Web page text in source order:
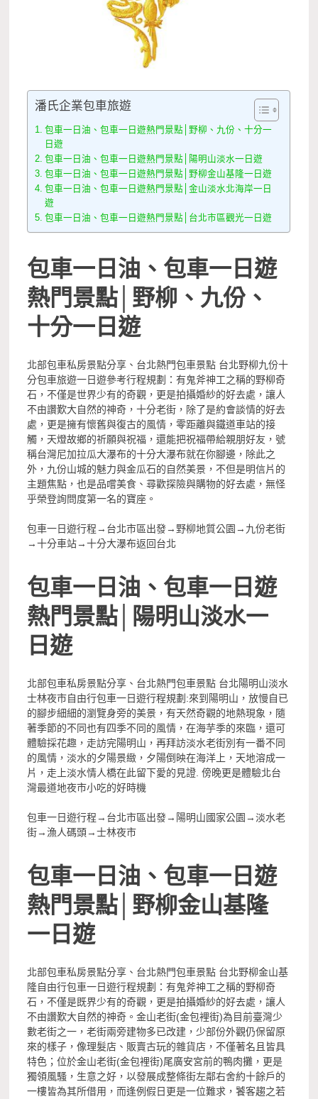
潘氏企業包車旅遊
包車一日油、包車一日遊熱門景點│野柳、九份、十分一
日遊
包車一日油、包車一日遊熱門景點│陽明山淡水一日遊
包車一日油、包車一日遊熱門景點│野柳金山基隆一日遊
包車一日油、包車一日遊熱門景點│金山淡水北海岸一日
遊
包車一日油、包車一日遊熱門景點│台北市區觀光一日遊
包車一日油、包車一日遊
熱門景點│野柳、九份、
十分一日遊
北部包車私房景點分享、台北熱門包車景點 台北野柳九份十
分包車旅遊一日遊參考行程規劃：有鬼斧神工之稱的野柳奇
石，不僅是世界少有的奇觀，更是拍攝婚紗的好去處，讓人
不由讚歎大自然的神奇，十分老街，除了是約會談情的好去
處，更是擁有懷舊與復古的風情，零距離與鐵道車站的接
觸，天燈故鄉的祈願與祝福，還能把祝福帶給親朋好友，號
稱台灣尼加拉瓜大瀑布的十分大瀑布就在你腳邊，除此之
外，九份山城的魅力與金瓜石的自然美景，不但是明信片的
主題焦點，也是品嚐美食、尋歡探險與購物的好去處，無怪
乎榮登詢問度第一名的寶座。
包車一日遊行程→台北市區出發→野柳地質公園→九份老街
→十分車站→十分大瀑布返回台北
包車一日油、包車一日遊
熱門景點│陽明山淡水一
日遊
北部包車私房景點分享、台北熱門包車景點 台北陽明山淡水
士林夜市自由行包車一日遊行程規劃:來到陽明山，放慢自已
的腳步細細的​​瀏覽身旁的美景，有天然奇觀的地熱現象，隨
著季節的不同也有四季不同的風情，在海芋季的來臨，還可
體驗採花趣，走訪完陽明山，再拜訪淡水老街別有一番不同
的風情，淡水的夕陽景緻，夕陽倒映在海洋上，天地溶成一
片，走上淡水情人橋在此留下愛的見證. 傍晚更是體驗北台
灣最道地夜市小吃的好時機
包車一日遊行程→台北市區出發→陽明山國家公園→淡水老
街→漁人碼頭→士林夜市
包車一日油、包車一日遊
熱門景點│野柳金山基隆
一日遊
北部包車私房景點分享、台北熱門包車景點 台北野柳金山基
隆自由行包車一日遊行程規劃：有鬼斧神工之稱的野柳奇
石，不僅是既界少有的奇觀，更是拍攝婚紗的好去處，讓人
不由讚歎大自然的神奇。金山老街(金包裡街)為目前臺灣少
數老街之一，老街兩旁建物多已改建，少部份外觀仍保留原
來的樣子，像理髮店、販賣古玩的雜貨店，不僅著名且皆具
特色；位於金山老街(金包裡街)尾廣安宮前的鴨肉攤，更是
獨領風騷，生意之好，以發展成整條街左鄰右舍約十餘戶的
一樓皆為其所借用，而逢例假日更是一位難求，饕客趨之若